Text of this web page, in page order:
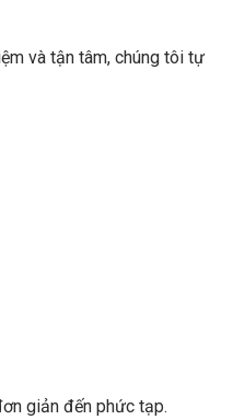
và tận tâm, chúng tôi tự
giản đến phức tạp.